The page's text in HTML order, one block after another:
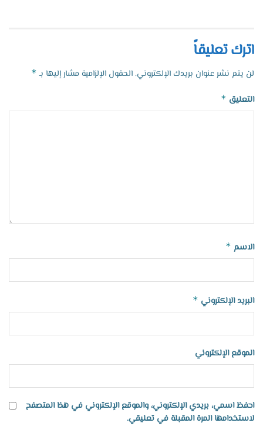
اترك تعليقاً
لن يتم نشر عنوان بريدك الإلكتروني.الحقول الإلزامية مشار إليها بـ *
التعليق *
الاسم *
البريد الإلكتروني *
الموقع الإلكتروني
احفظ اسمي، بريدي الإلكتروني، والموقع الإلكتروني في هذا المتصفح
لاستخدامها المرة المقبلة في تعليقي.